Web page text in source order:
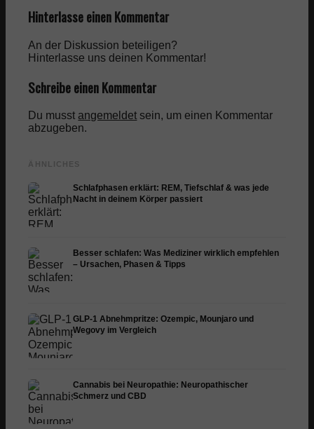
Hinterlasse einen Kommentar
An der Diskussion beteiligen?
Hinterlasse uns deinen Kommentar!
Schreibe einen Kommentar
Du musst angemeldet sein, um einen Kommentar
abzugeben.
ÄHNLICHES
Schlafphasen erklärt: REM, Tiefschlaf & was jede
Nacht in deinem Körper passiert
Besser schlafen: Was Mediziner wirklich empfehlen
– Ursachen, Phasen & Tipps
GLP-1 Abnehmpritze: Ozempic, Mounjaro und
Wegovy im Vergleich
Cannabis bei Neuropathie: Neuropathischer
Schmerz und CBD